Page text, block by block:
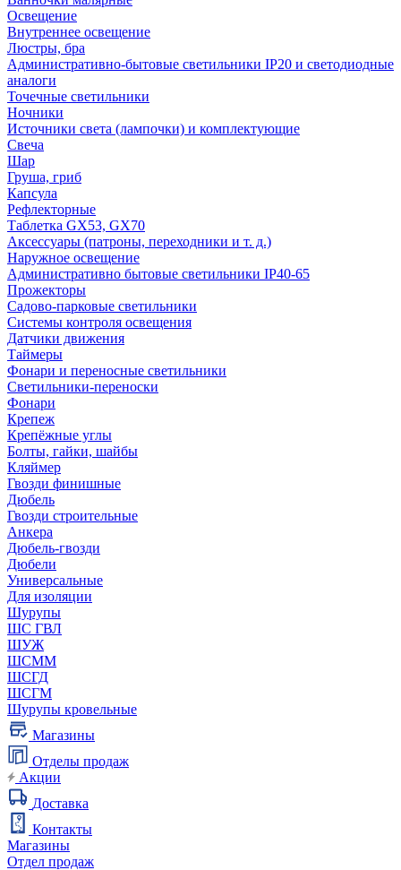
Освещение
Внутреннее освещение
Люстры, бра
Административно-бытовые светильники IP20 и светодиодные
аналоги
Точечные светильники
Ночники
Источники света (лампочки) и комплектующие
Свеча
Шар
Груша, гриб
Капсула
Рефлекторные
Таблетка GX53, GX70
Аксессуары (патроны, переходники и т. д.)
Наружное освещение
Административно бытовые светильники IP40-65
Прожекторы
Садово-парковые светильники
Системы контроля освещения
Датчики движения
Таймеры
Фонари и переносные светильники
Светильники-переноски
Фонари
Крепеж
Крепёжные углы
Болты, гайки, шайбы
Кляймер
Гвозди финишные
Дюбель
Гвозди строительные
Анкера
Дюбель-гвозди
Дюбели
Универсальные
Для изоляции
Шурупы
ШС ГВЛ
ШУЖ
ШСММ
ШСГД
ШСГМ
Шурупы кровельные
Магазины
Отделы продаж
Акции
Доставка
Контакты
Магазины
Отдел продаж